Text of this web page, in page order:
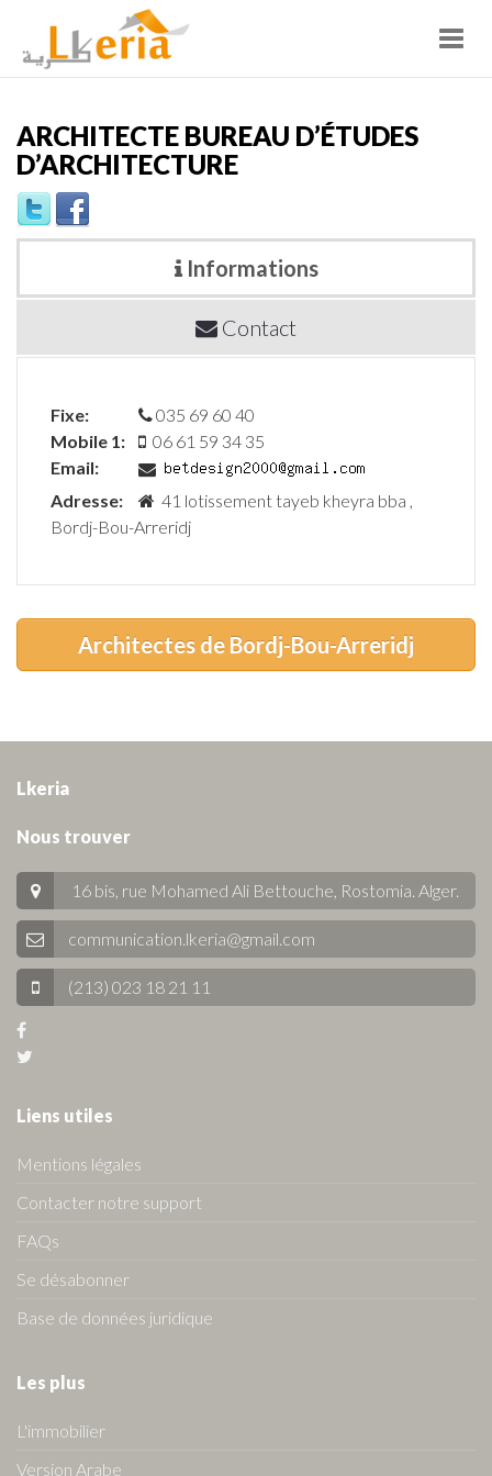
ARCHITECTE BUREAU D’ÉTUDES
D’ARCHITECTURE
Informations
Contact
Fixe:
035 69 60 40
Mobile 1:
06 61 59 34 35
Email:
Adresse:
41 lotissement tayeb kheyra bba ,
Bordj-Bou-Arreridj
Architectes de Bordj-Bou-Arreridj
Lkeria
Nous trouver
16 bis, rue Mohamed Ali Bettouche, Rostomia. Alger.
communication.lkeria@gmail.com
(213) 023 18 21 11
Liens utiles
Mentions légales
Contacter notre support
FAQs
Se désabonner
Base de données juridique
Les plus
L'immobilier
Version Arabe